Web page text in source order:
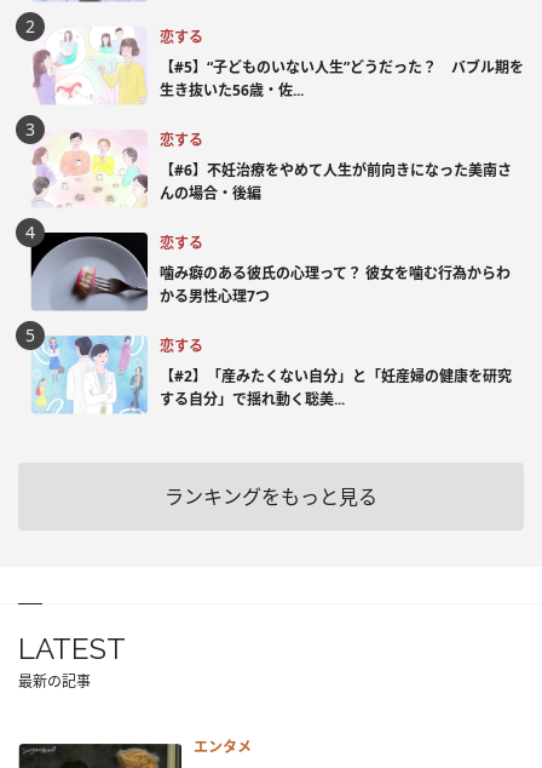
恋する
【#5】“子どものいない人生”どうだった？ バブル期を
生き抜いた56歳・佐...
恋する
【#6】不妊治療をやめて人生が前向きになった美南さ
んの場合・後編
恋する
噛み癖のある彼氏の心理って？ 彼女を噛む行為からわ
かる男性心理7つ
恋する
【#2】「産みたくない自分」と「妊産婦の健康を研究
する自分」で揺れ動く聡美...
ランキングをもっと見る
LATEST
最新の記事
エンタメ